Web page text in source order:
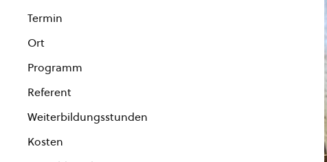
Termin
Ort
Programm
Referent
Weiterbildungsstunden
Kosten